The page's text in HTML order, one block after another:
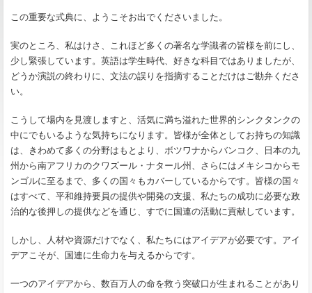
この重要な式典に、ようこそお出でくださいました。
実のところ、私はけさ、これほど多くの著名な学識者の皆様を前にし、
少し緊張しています。英語は学生時代、好きな科目ではありましたが、
どうか演説の終わりに、文法の誤りを指摘することだけはご勘弁くださ
い。
こうして場内を見渡しますと、活気に満ち溢れた世界的シンクタンクの
中にでもいるような気持ちになります。皆様が全体としてお持ちの知識
は、きわめて多くの分野はもとより、ボツワナからバンコク、日本の九
州から南アフリカのクワズール・ナタール州、さらにはメキシコからモ
ンゴルに至るまで、多くの国々もカバーしているからです。皆様の国々
はすべて、平和維持要員の提供や開発の支援、私たちの成功に必要な政
治的な後押しの提供などを通じ、すでに国連の活動に貢献しています。
しかし、人材や資源だけでなく、私たちにはアイデアが必要です。アイ
デアこそが、国連に生命力を与えるからです。
一つのアイデアから、数百万人の命を救う突破口が生まれることがあり